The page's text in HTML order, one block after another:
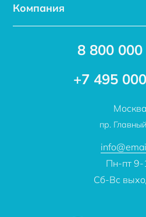
Услуги
Компания
Доставка
8 800
+7 495
Москва
пр.
Пн-пт 9-
Сб-Вс